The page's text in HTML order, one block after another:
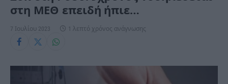
στη ΜΕΘ επειδή ήπιε…
7 Ιουλίου 2023 1 λεπτό χρόνος ανάγνωσης